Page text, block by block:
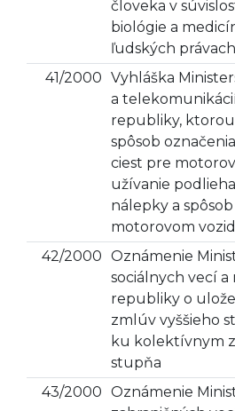
človeka v
biológie a
ľudských
41/2000 Vyhláška
a
republiky,
spôsob
ciest pre
užívanie
nálepky a
motorovom
42/2000 Oznámenie
sociálnych vecí a
republiky o
zmlúv vyššieho
ku kolektívnym
stupňa
43/2000 Oznámenie